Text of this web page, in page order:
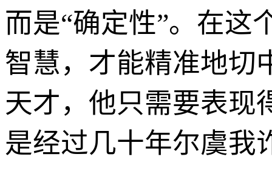
而是“确定性”。在这
智慧，才能精准地切
天才，他只需要表现
是经过几十年尔虞我